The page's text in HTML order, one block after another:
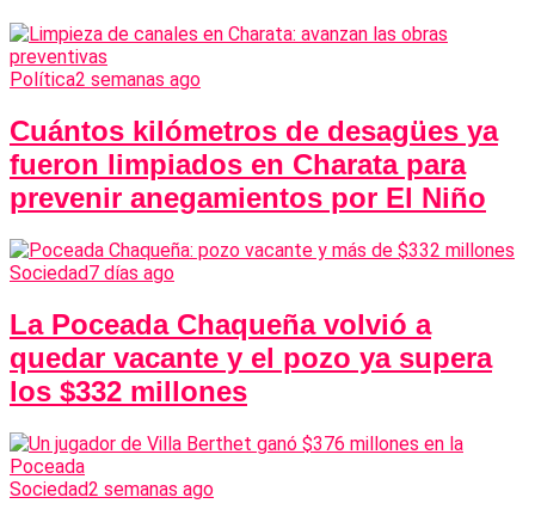
Política2 semanas ago
Cuántos kilómetros de desagües ya
fueron limpiados en Charata para
prevenir anegamientos por El Niño
Sociedad7 días ago
La Poceada Chaqueña volvió a
quedar vacante y el pozo ya supera
los $332 millones
Sociedad2 semanas ago